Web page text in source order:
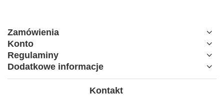
Zamówienia
Konto
Regulaminy
Dodatkowe informacje
Kontakt